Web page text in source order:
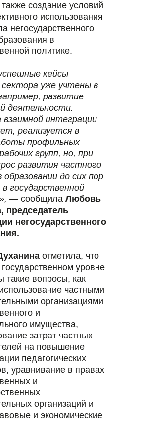
создание условий
использования
негосударственного
в
политике.
кейсы
сектора уже учтены в
развитие
деятельности.
интеграции
реализуется в
профильных
групп, но, при
развития частного
образовании до сих пор
государственной
— сообщила Любовь
председатель
негосударственного
отметила, что
уровне
такие вопросы, как
частными
организациями
и
имущества,
затрат частных
на повышение
педагогических
уравнивание в правах
и
организаций и
и экономические